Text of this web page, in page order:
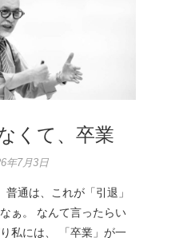
くて、卒業
年7月3日
通は、これが「引退」
ぁ。 なんて言ったらい
私には、 「卒業」が一